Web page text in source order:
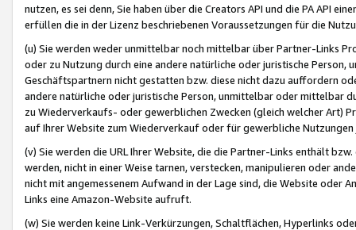
nutzen, es sei denn, Sie haben über die Creators API und die PA API
erfüllen die in der Lizenz beschriebenen Voraussetzungen für die
(u) Sie werden weder unmittelbar noch mittelbar über Partner-Links
oder zu Nutzung durch eine andere natürliche oder juristische
Geschäftspartnern nicht gestatten bzw. diese nicht dazu auffordern
andere natürliche oder juristische Person, unmittelbar oder mittelbar
zu Wiederverkaufs- oder gewerblichen Zwecken (gleich welcher Art)
auf Ihrer Website zum Wiederverkauf oder für gewerbliche
(v) Sie werden die URL Ihrer Website, die die Partner-Links enthält
werden, nicht in einer Weise tarnen, verstecken, manipulieren oder
nicht mit angemessenem Aufwand in der Lage sind, die Website oder
Links eine Amazon-Website aufruft.
(w) Sie werden keine Link-Verkürzungen, Schaltflächen, Hyperlinks